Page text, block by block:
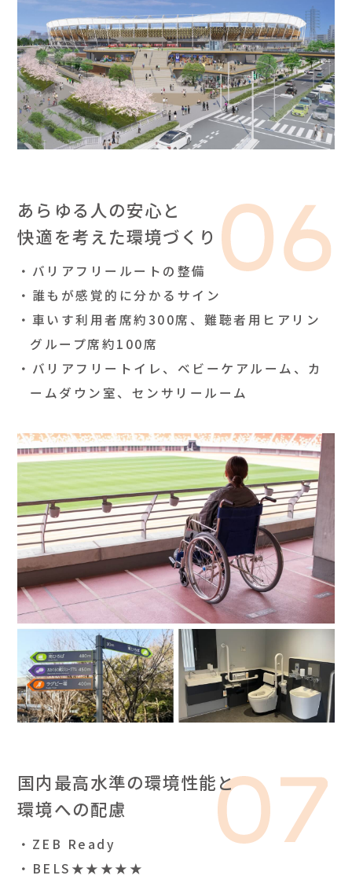
あらゆる人の安心と
快適を考えた環境づくり
バリアフリールートの整備
誰もが感覚的に分かるサイン
車いす利用者席約300席、難聴者用ヒアリン
グループ席約100席
バリアフリートイレ、ベビーケアルーム、カ
ームダウン室、センサリールーム
国内最高水準の環境性能と
環境への配慮
ZEB Ready
BELS★★★★★